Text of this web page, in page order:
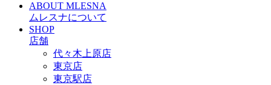
ABOUT MLESNA
ムレスナについて
SHOP
店舗
代々木上原店
東京店
東京駅店